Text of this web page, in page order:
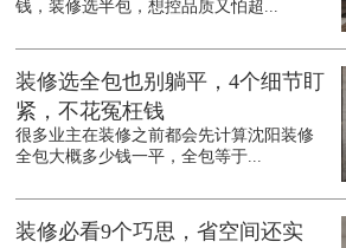
钱，装修选半包，想控品质又怕超...
装修选全包也别躺平，4个细节盯
紧，不花冤枉钱
很多业主在装修之前都会先计算沈阳装修
全包大概多少钱一平，全包等于...
装修必看9个巧思，省空间还实